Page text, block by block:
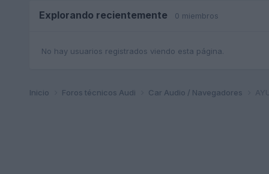
Explorando recientemente 0 miembros
No hay usuarios registrados viendo esta página.
Inicio Foros técnicos Audi Car Audio / Navegadores